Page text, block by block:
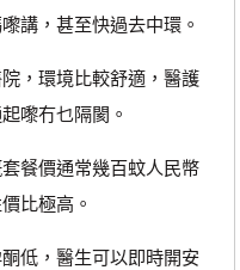
講，甚至快過去中環。
，環境比較舒適，醫護
嚟冇乜隔閡。
餐價通常幾百蚊人民幣
比極高。
低，醫生可以即時開安